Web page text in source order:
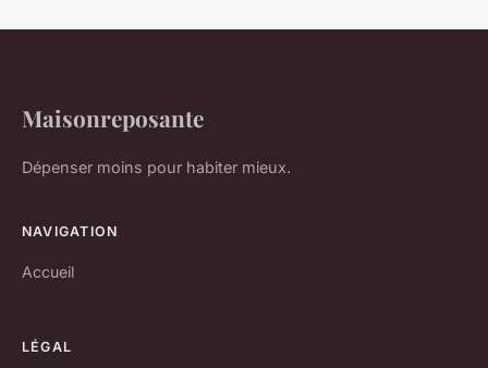
Maisonreposante
Dépenser moins pour habiter mieux.
NAVIGATION
Accueil
LÉGAL